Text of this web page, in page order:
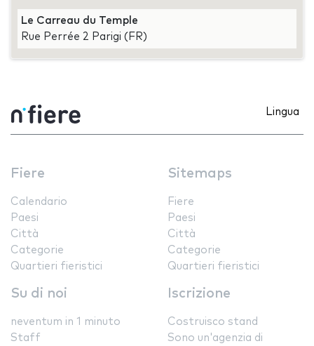
Le Carreau du Temple
Rue Perrée 2 Parigi (FR)
Lingua
Fiere
Calendario
Paesi
Città
Categorie
Quartieri fieristici
Sitemaps
Fiere
Paesi
Città
Categorie
Quartieri fieristici
Su di noi
neventum in 1 minuto
Staff
Iscrizione
Costruisco stand
Sono un'agenzia di